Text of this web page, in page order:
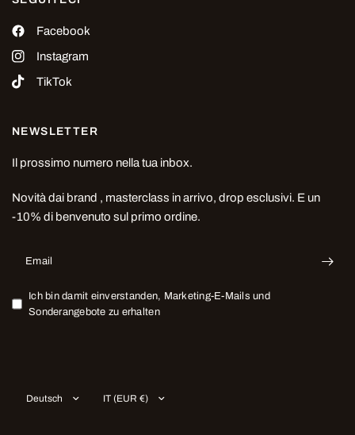
Facebook
Instagram
TikTok
NEWSLETTER
Il prossimo numero nella tua inbox.
Novità dai brand , masterclass in arrivo, drop esclusivi. E un
-10% di benvenuto sul primo ordine.
Email
Ich bin damit einverstanden, Marketing-E-Mails und
Sonderangebote zu erhalten
aktualisieren